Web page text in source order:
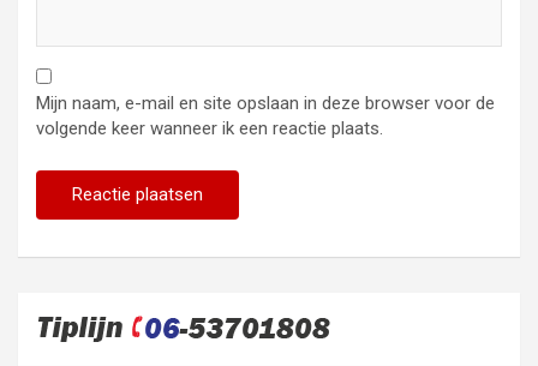
Mijn naam, e-mail en site opslaan in deze browser voor de
volgende keer wanneer ik een reactie plaats.